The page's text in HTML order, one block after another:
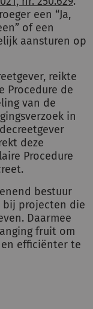
een “Ja,
of een
aansturen op
reikte
Procedure de
van de
in
deze
Procedure
bestuur
bij projecten die
Daarmee
fruit om
efficiënter te